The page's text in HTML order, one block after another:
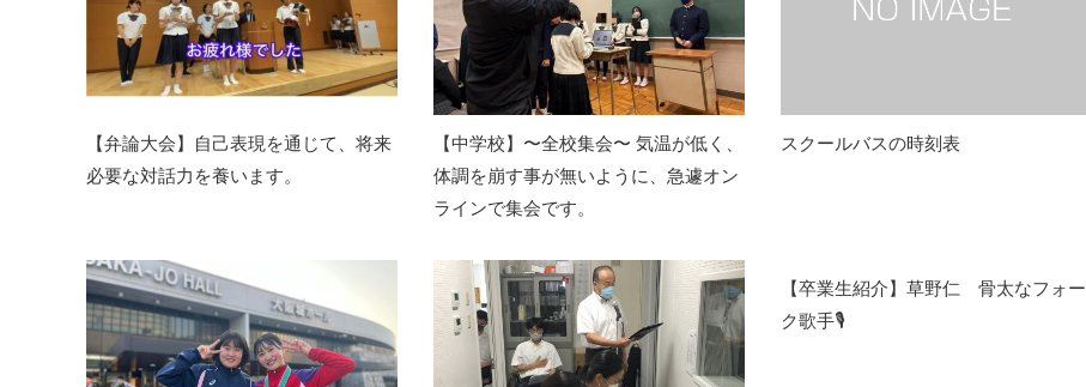
【弁論大会】自己表現を通じて、将来
必要な対話力を養います。
【中学校】〜全校集会〜 気温が低く、
体調を崩す事が無いように、急遽オン
ラインで集会です。
スクールバスの時刻表
【卒業生紹介】草野仁 骨太なフォー
ク歌手🎙